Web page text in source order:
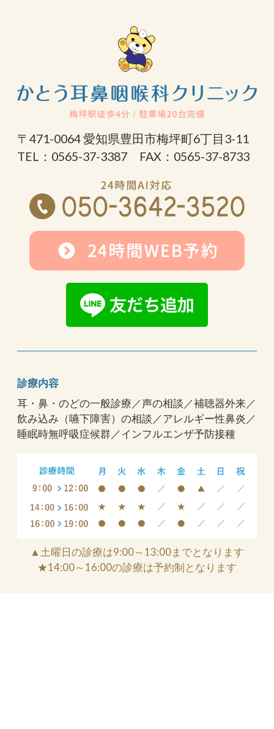
〒471-0064 愛知県豊田市梅坪町6丁目3-11
TEL：0565-37-3387 FAX：0565-37-8733
診療内容
耳・鼻・のどの一般診療／声の相談／補聴器外来／
飲み込み（嚥下障害）の相談／アレルギー性鼻炎／
睡眠時無呼吸症候群／インフルエンザ予防接種
▲土曜日の診療は9:00～13:00までとなります
★14:00～16:00の診療は予約制となります